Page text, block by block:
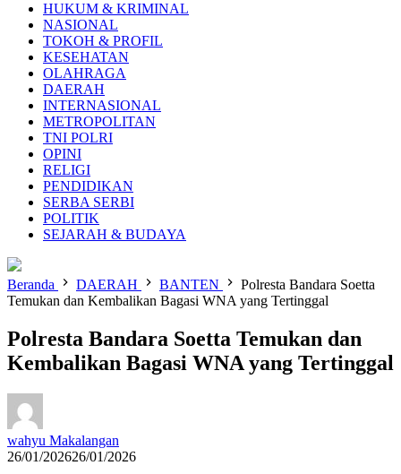
HUKUM & KRIMINAL
NASIONAL
TOKOH & PROFIL
KESEHATAN
OLAHRAGA
DAERAH
INTERNASIONAL
METROPOLITAN
TNI POLRI
OPINI
RELIGI
PENDIDIKAN
SERBA SERBI
POLITIK
SEJARAH & BUDAYA
Beranda DAERAH BANTEN
Polresta Bandara Soetta
Temukan dan Kembalikan Bagasi WNA yang Tertinggal
Polresta Bandara Soetta Temukan dan
Kembalikan Bagasi WNA yang Tertinggal
wahyu Makalangan
26/01/202626/01/2026